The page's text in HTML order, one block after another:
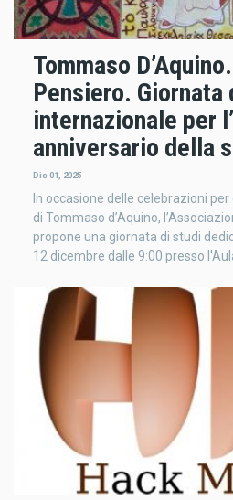
Tommaso
Pensiero. Giornata
internazionale per
anniversario della
Dic 01, 2025
In occasione delle celebrazioni
di Tommaso d’Aquino,
propone una giornata di studi
12 dicembre dalle 9:00 presso